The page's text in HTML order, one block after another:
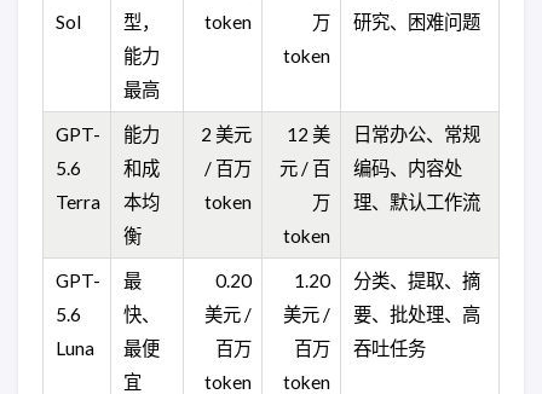
Sol
型，
能力
最高
token
万
token
研究、困难问题
GPT-
5.6
Terra
能力
和成
本均
衡
2 美元
/ 百万
token
12 美
元 / 百
万
token
日常办公、常规
编码、内容处
理、默认工作流
GPT-
5.6
Luna
最
快、
最便
宜
0.20
美元 /
百万
token
1.20
美元 /
百万
token
分类、提取、摘
要、批处理、高
吞吐任务